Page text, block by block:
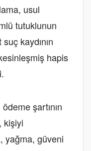
usul
tutuklunun
kaydının
hapis
şartının
kişiyi
yağma, güveni